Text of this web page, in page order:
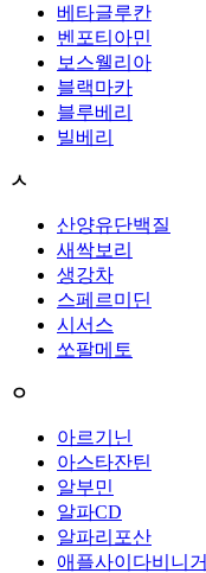
베타글루칸
벤포티아민
보스웰리아
블랙마카
블루베리
빌베리
ㅅ
산양유단백질
새싹보리
생강차
스페르미딘
시서스
쏘팔메토
ㅇ
아르기닌
아스타잔틴
알부민
알파CD
알파리포산
애플사이다비니거